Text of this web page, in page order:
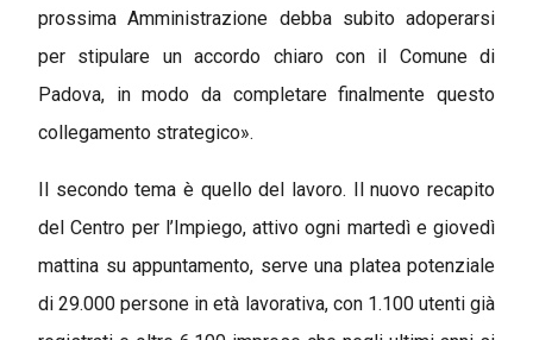
prossima Amministrazione debba subito adoperarsi
per stipulare un accordo chiaro con il Comune di
Padova, in modo da completare finalmente questo
collegamento strategico».
Il secondo tema è quello del lavoro. Il nuovo recapito
del Centro per l’Impiego, attivo ogni martedì e giovedì
mattina su appuntamento, serve una platea potenziale
di 29.000 persone in età lavorativa, con 1.100 utenti già